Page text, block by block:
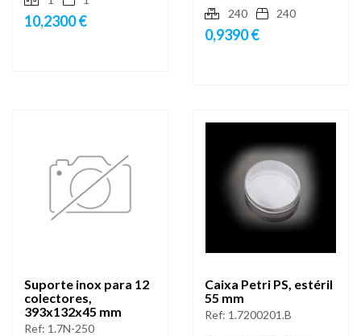
10,2300 € 240 240
0,9390 €
Suporte inox para 12
colectores,
393x132x45 mm
Ref: 1.7N-250
Caixa Petri PS, estéril
55 mm
Ref: 1.7200201.B